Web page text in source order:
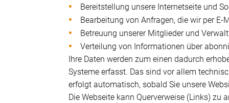
Bereitstellung unsere Internetseite und
Bearbeitung von Anfragen, die wir per
Betreuung unserer Mitglieder und
Verteilung von Informationen über
Ihre Daten werden zum einen dadurch
Systeme erfasst. Das sind vor allem
erfolgt automatisch, sobald Sie unsere
Die Webseite kann Querverweise (Links)